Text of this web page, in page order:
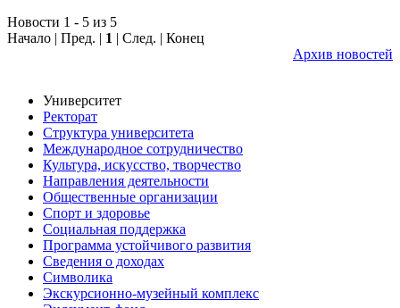
Новости 1 - 5 из 5
Начало | Пред. | 1 | След. | Конец
Архив новостей
Университет
Ректорат
Структура университета
Международное сотрудничество
Культура, искусство, творчество
Направления деятельности
Общественные организации
Спорт и здоровье
Социальная поддержка
Программа устойчивого развития
Сведения о доходах
Символика
Экскурсионно-музейный комплекс